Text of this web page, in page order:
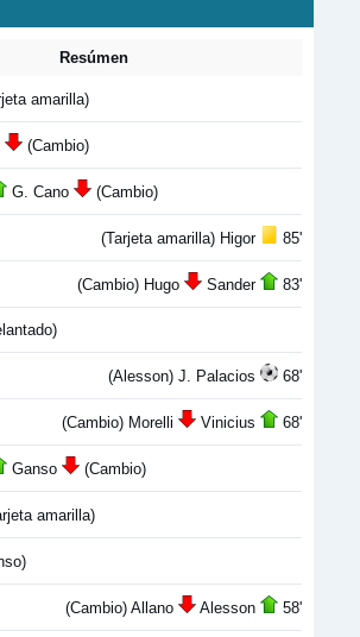
Resúmen
amarilla)
(Cambio)
G. Cano (Cambio)
(Tarjeta amarilla) Higor 85'
(Cambio) Hugo Sander 83'
(Alesson) J. Palacios 68'
(Cambio) Morelli Vinicius 68'
Ganso (Cambio)
amarilla)
(Cambio) Allano Alesson 58'